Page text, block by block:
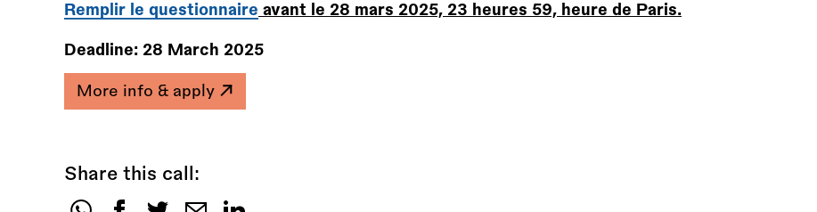
Remplir le questionnaire avant le 28 mars 2025, 23 heures 59, heure de Paris.
Deadline: 28 March 2025
More info & apply
Share this call: